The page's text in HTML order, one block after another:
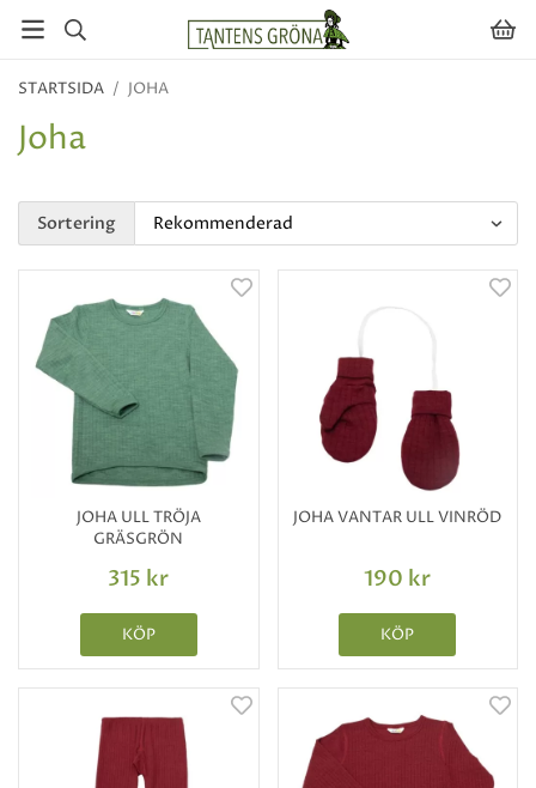
STARTSIDA / JOHA
Joha
Sortering
JOHA ULL TRÖJA
GRÄSGRÖN
315 kr
KÖP
JOHA VANTAR ULL VINRÖD
190 kr
KÖP